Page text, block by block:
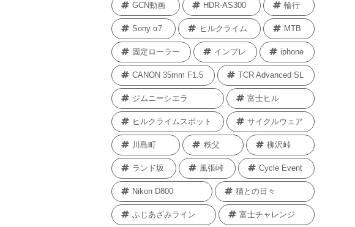
GCN動画 HDR-AS300 輪行
Sony α7 ヒルクライム MTB
固定ローラー インプレ iphone
CANON 35mm F1.5 TCR Advanced SL
ジムニーシエラ 富士ヒル
ヒルクライムスポット サイクルウェア
川島町 秩父 柳沢峠
ランド坂 風張峠 Cycle Event
Nikon D800 猫との日々
ふじあざみライン 富士チャレンジ